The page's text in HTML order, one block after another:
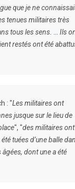
que je ne
tenues militaires très
tous les sens.
Ils
restés ont été
: "Les militaires ont
jusque sur le lieu de
", "des militaires ont
tuées d’une balle
dont une a été